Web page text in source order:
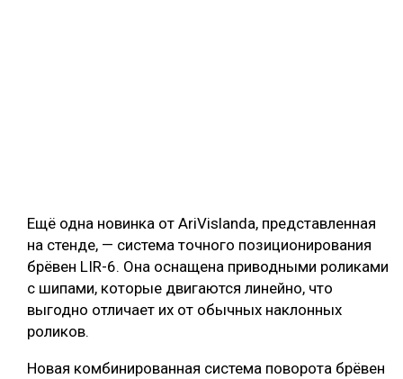
Ещё одна новинка от AriVislanda, представленная
на стенде, — система точного позиционирования
брёвен LIR-6. Она оснащена приводными роликами
с шипами, которые двигаются линейно, что
выгодно отличает их от обычных наклонных
роликов.
Новая комбинированная система поворота брёвен